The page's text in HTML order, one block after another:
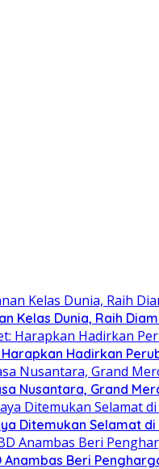
Kelas Dunia, Raih
Hadirkan
Nusantara, Grand
Ditemukan Selamat
Beri